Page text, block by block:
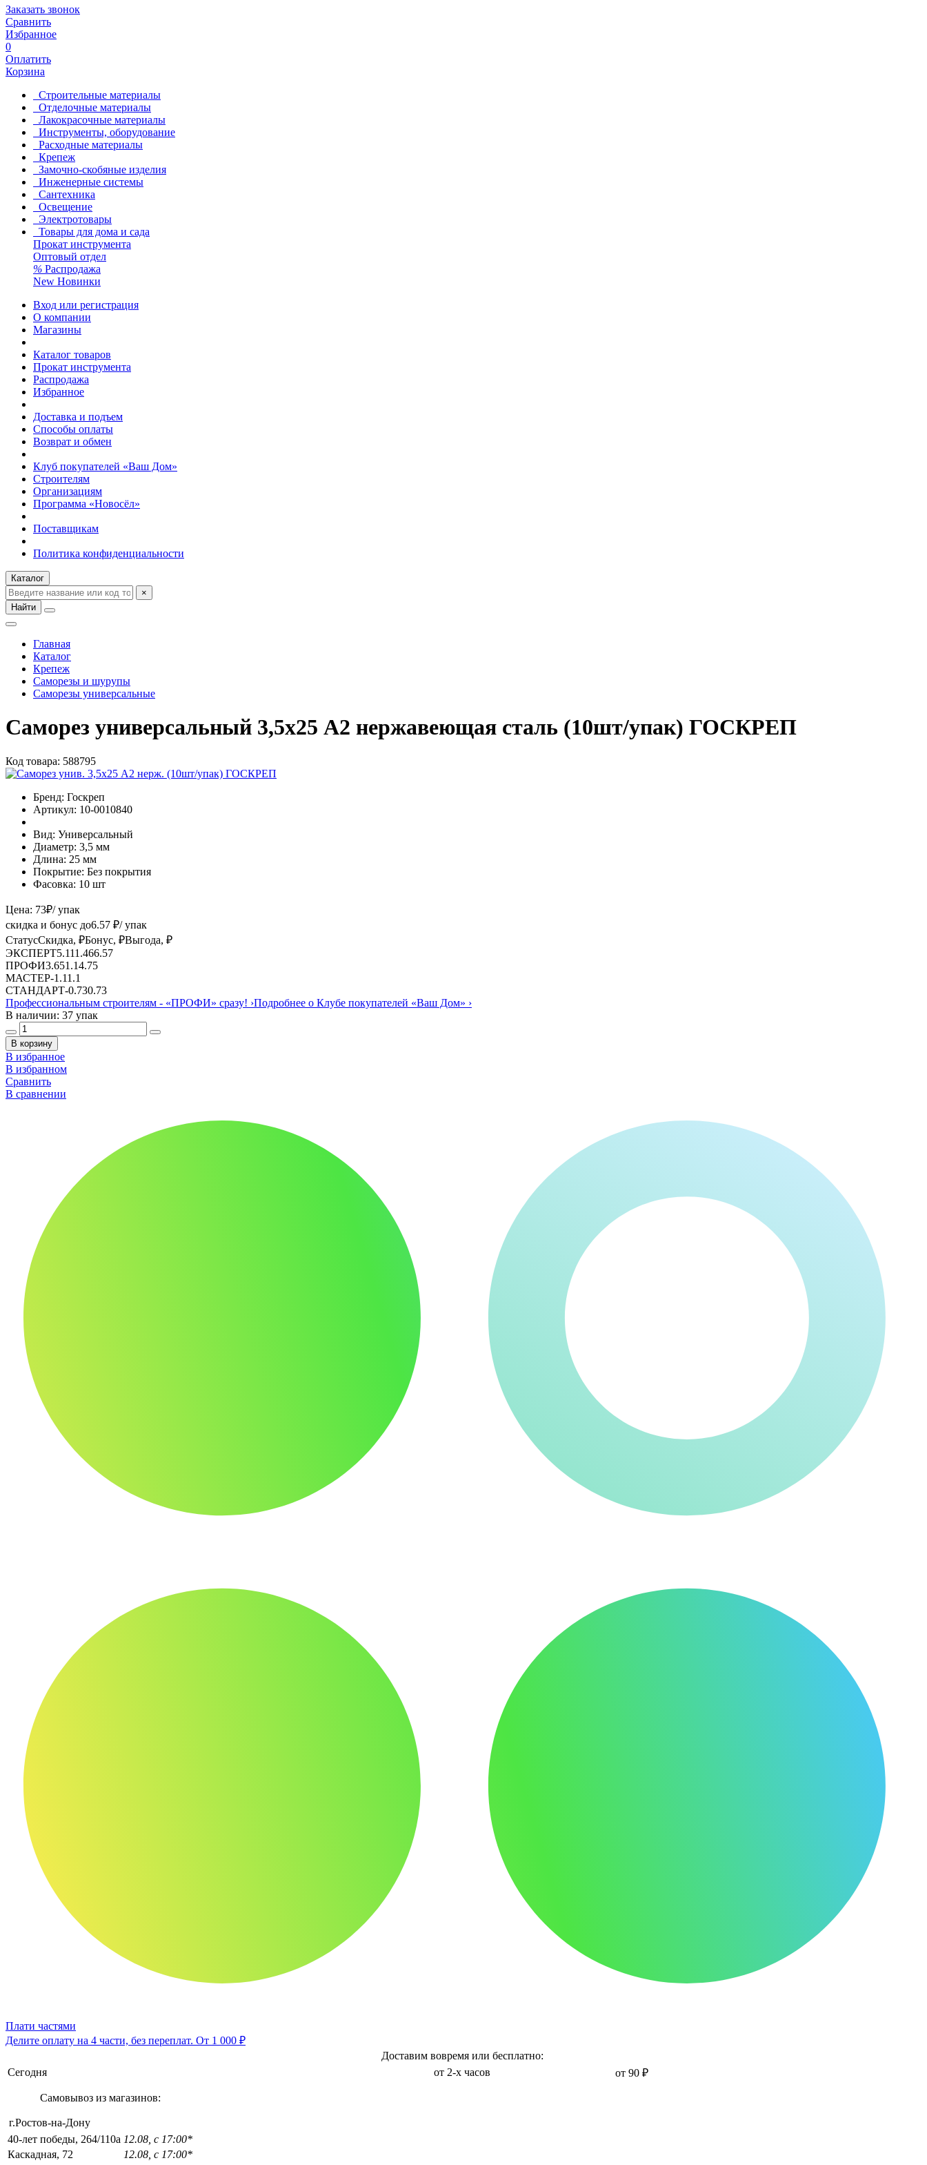
Заказать звонок
Сравнить
Избранное
0
Оплатить
Корзина
Строительные материалы
Отделочные материалы
Лакокрасочные материалы
Инструменты, оборудование
Расходные материалы
Крепеж
Замочно-скобяные изделия
Инженерные системы
Сантехника
Освещение
Электротовары
Товары для дома и сада
Прокат инструмента
Оптовый отдел
% Распродажа
New Новинки
Вход или регистрация
О компании
Магазины
Каталог товаров
Прокат инструмента
Распродажа
Избранное
Доставка и подъем
Способы оплаты
Возврат и обмен
Клуб покупателей «Ваш Дом»
Строителям
Организациям
Программа «Новосёл»
Поставщикам
Политика конфиденциальности
Каталог
×
Найти
Главная
Каталог
Крепеж
Саморезы и шурупы
Саморезы универсальные
Саморез универсальный 3,5х25 А2 нержавеющая сталь (10шт/упак) ГОСКРЕП
Код товара: 588795
Бренд: Госкреп
Артикул: 10-0010840
Вид: Универсальный
Диаметр: 3,5 мм
Длина: 25 мм
Покрытие: Без покрытия
Фасовка: 10 шт
Цена: 73₽/ упак
скидка и бонус до6.57 ₽/ упак
СтатусСкидка, ₽Бонус, ₽Выгода, ₽
ЭКСПЕРТ5.111.466.57
ПРОФИ3.651.14.75
МАСТЕР-1.11.1
СТАНДАРТ-0.730.73
Профессиональным строителям - «ПРОФИ» сразу! ›Подробнее о Клубе покупателей «Ваш Дом» ›
В наличии: 37 упак
В корзину
В избранное
В избранном
Сравнить
В сравнении
Плати частями
Делите оплату на 4 части, без переплат. От 1 000 ₽
Доставим вовремя или бесплатно:
Сегодня
от 2-х часов от 90 ₽
Самовывоз из магазинов:
г.Ростов-на-Дону
40-лет победы, 264/110а 12.08, с 17:00*
Каскадная, 72
12.08, с 17:00*